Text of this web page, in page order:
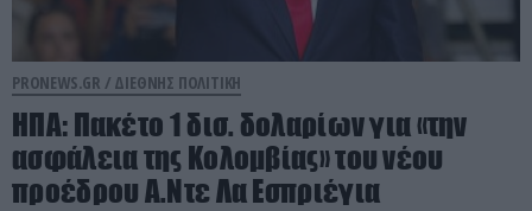
PRONEWS.GR / ΔΙΕΘΝΗΣ ΠΟΛΙΤΙΚΗ
ΗΠΑ: Πακέτο 1 δισ. δολαρίων για «την
ασφάλεια της Κολομβίας» του νέου
προέδρου Α.Ντε Λα Εσπριέγια